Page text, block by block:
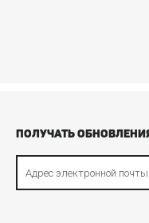
ПОЛУЧАТЬ